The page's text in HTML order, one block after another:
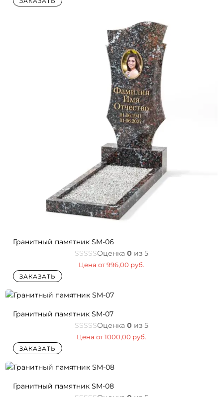
Гранитный памятник SM-06
Оценка 0 из 5
Цена от996,00 руб.
ЗАКАЗАТЬ
Гранитный памятник SM-07
Оценка 0 из 5
Цена от1000,00 руб.
ЗАКАЗАТЬ
Гранитный памятник SM-08